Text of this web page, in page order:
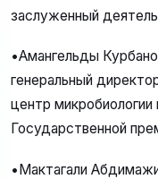
заслуженный
•Амангельды
генеральный
центр
Государственной
•Мактагали